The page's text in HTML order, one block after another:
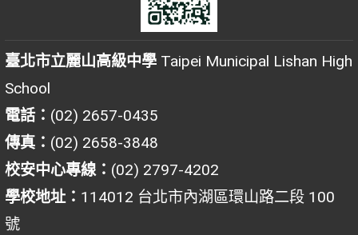
臺北市立麗山高級中學 Taipei Municipal Lishan High
School
電話： (02) 2657-0435
傳真： (02) 2658-3848
校安中心專線： (02) 2797-4202
學校地址： 114012 台北市內湖區環山路二段 100
號